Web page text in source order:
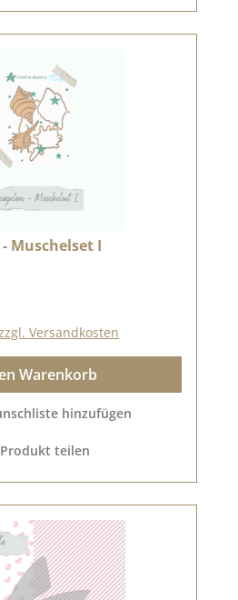
Muschelset I
Versandkosten
Warenkorb
hinzufügen
Produkt teilen